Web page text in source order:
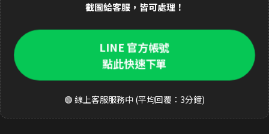
截圖給客服，皆可處理！
LINE 官方帳號
點此快速下單
🟢 線上客服服務中 (平均回覆：3分鐘)